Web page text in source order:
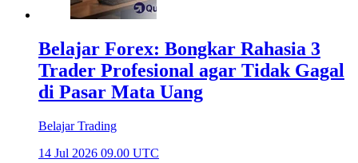
Belajar Forex: Bongkar Rahasia 3
Trader Profesional agar Tidak Gagal
di Pasar Mata Uang
Belajar Trading
14 Jul 2026 09.00 UTC